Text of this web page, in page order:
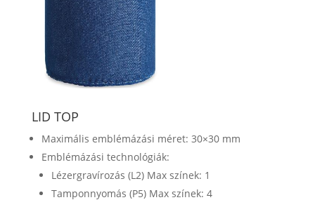
LID TOP
Maximális emblémázási méret: 30×30 mm
Emblémázási technológiák:
Lézergravírozás (L2) Max színek: 1
Tamponnyomás (P5) Max színek: 4